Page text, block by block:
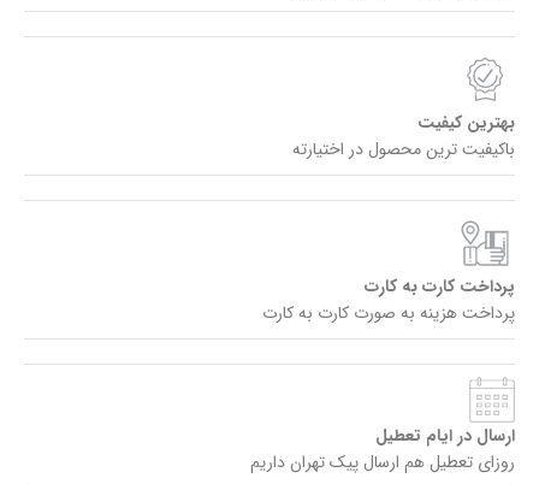
بهترین کیفیت
باکیفیت ترین محصول در اختیارته
پرداخت کارت به کارت
پرداخت هزینه به صورت کارت به کارت
ارسال در ایام تعطیل
روزای تعطیل هم ارسال پیک تهران داریم